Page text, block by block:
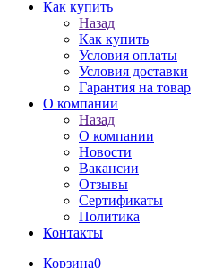
Как купить
Назад
Как купить
Условия оплаты
Условия доставки
Гарантия на товар
О компании
Назад
О компании
Новости
Вакансии
Отзывы
Сертификаты
Политика
Контакты
Корзина0